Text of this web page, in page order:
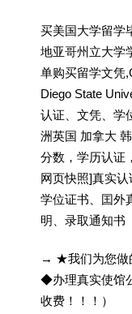
买美国大学留学
地亚哥州立大学
单购买留学文凭
Diego State
认证、文凭、学
洲英国 加拿大
分数，学历认证
网页快照]真实认
学位证书、囯外
明、录取通知书
→ ★我们为您做
◆办理真实使馆
收费！！！）